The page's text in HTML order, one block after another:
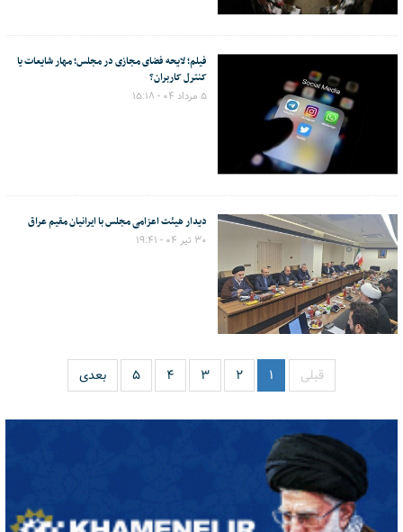
فیلم؛ لایحه فضای مجازی در مجلس؛ مهار شایعات یا
کنترل کاربران؟
۵ مرداد ۰۴ - ۱۵:۱۸
دیدار هیئت اعزامی مجلس با ایرانیان مقیم عراق
۳۰ تیر ۰۴ - ۱۹:۴۱
قبلی ۱ ۲ ۳ ۴ ۵ بعدی